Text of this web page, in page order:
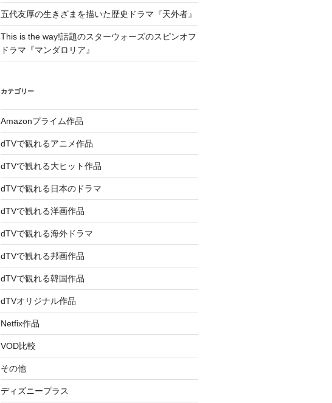
五代友厚の生きざまを描いた歴史ドラマ『天外者』
This is the way!話題のスターウォーズのスピンオフ
ドラマ『マンダロリア』
カテゴリー
Amazonプライム作品
dTVで観れるアニメ作品
dTVで観れる大ヒット作品
dTVで観れる日本のドラマ
dTVで観れる洋画作品
dTVで観れる海外ドラマ
dTVで観れる邦画作品
dTVで観れる韓国作品
dTVオリジナル作品
Netfix作品
VOD比較
その他
ディズニープラス